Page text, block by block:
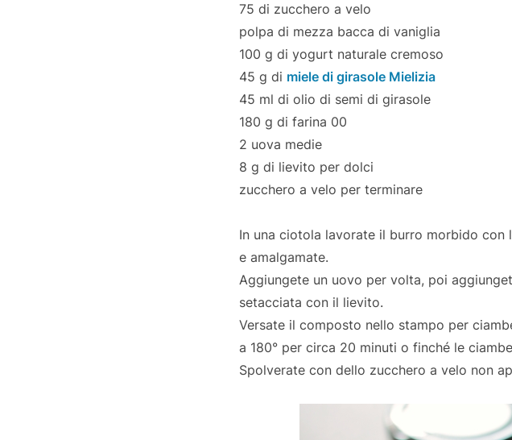
75 di zucchero a velo
polpa di mezza bacca di vaniglia
100 g di yogurt naturale cremoso
45 g di miele di girasole Mielizia
45 ml di olio di semi di girasole
180 g di farina 00
2 uova medie
8 g di lievito per dolci
zucchero a velo per terminare
In una ciotola lavorate il burro morbido
e amalgamate.
Aggiungete un uovo per volta, poi
setacciata con il lievito.
Versate il composto nello stampo per
a 180° per circa 20 minuti o finché le
Spolverate con dello zucchero a velo non